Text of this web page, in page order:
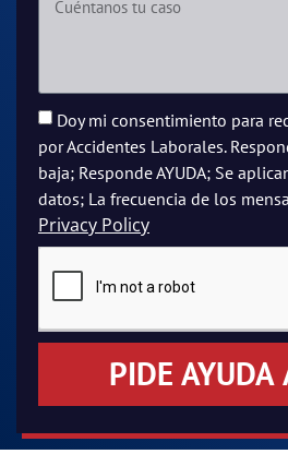
Doy mi consentimiento para
por Accidentes Laborales.
baja; Responde AYUDA; Se
datos; La frecuencia de los
Privacy Policy
PIDE AYUDA